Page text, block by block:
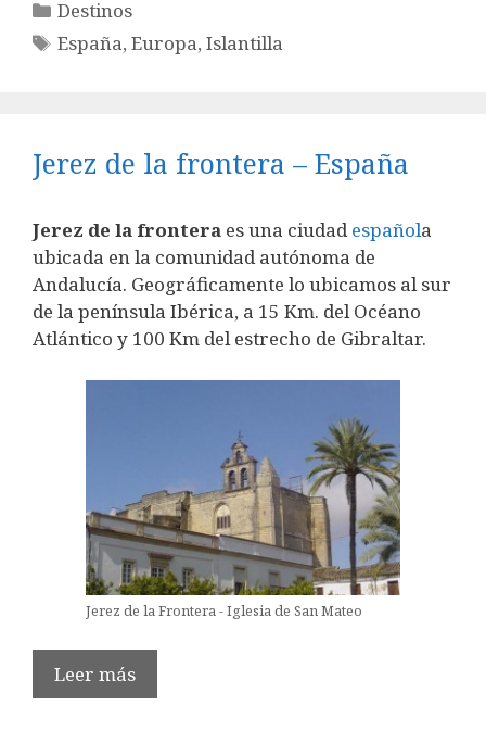
Categorías
Destinos
Etiquetas
España,Europa,Islantilla
Jerez de la frontera – España
Jerez de la frontera es una ciudadespañola
ubicada en la comunidad autónoma de
Andalucía. Geográficamente lo ubicamos al sur
de la península Ibérica, a 15 Km. del Océano
Atlántico y 100 Km del estrecho de Gibraltar.
Jerez de la Frontera - Iglesia de San Mateo
Leer más